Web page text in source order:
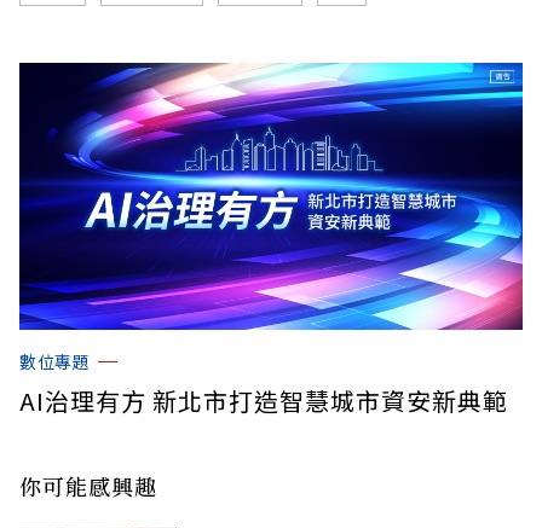
數位專題
AI治理有方 新北市打造智慧城市資安新典範
你可能感興趣